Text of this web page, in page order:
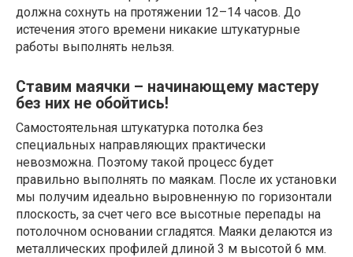
должна сохнуть на протяжении 12–14 часов. До
истечения этого времени никакие штукатурные
работы выполнять нельзя.
Ставим маячки – начинающему мастеру
без них не обойтись!
Самостоятельная штукатурка потолка без
специальных направляющих практически
невозможна. Поэтому такой процесс будет
правильно выполнять по маякам. После их установки
мы получим идеально выровненную по горизонтали
плоскость, за счет чего все высотные перепады на
потолочном основании сгладятся. Маяки делаются из
металлических профилей длиной 3 м высотой 6 мм.